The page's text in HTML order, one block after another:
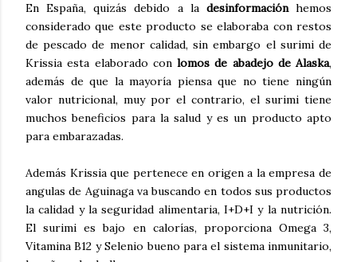
En España, quizás debido a la desinformaciónhemos
considerado que este producto se elaboraba con restos
de pescado de menor calidad, sin embargo el surimi de
Krissia esta elaborado con lomos de abadejo de Alaska,
además de que la mayoría piensa que no tiene ningún
valor nutricional, muy por el contrario, el surimi tiene
muchos beneficios para la salud y es un producto apto
para embarazadas.
Además Krissia que pertenece en origen a la empresa de
angulas de Aguinaga va buscando en todos sus productos
la calidad y la seguridad alimentaria, I+D+I y la nutrición.
El surimi es bajo en calorías, proporciona Omega 3,
Vitamina B12 y Selenio bueno para el sistema inmunitario,